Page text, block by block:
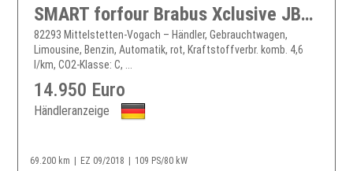
SMART forfour Brabus Xclusive JBL Kamera Panorama
82293 Mittelstetten-Vogach – Händler, Gebrauchtwagen,
Limousine, Benzin, Automatik, rot, Kraftstoffverbr. komb. 4,6
l/km, CO2-Klasse: C, ...
14.950 Euro
Händleranzeige
69.200 km EZ 09/2018 109 PS/80 kW